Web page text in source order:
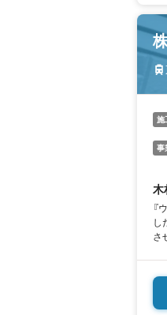
施
事
木
『
し
さ